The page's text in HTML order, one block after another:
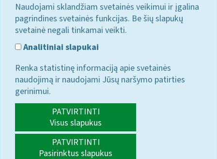
Naudojami sklandžiam svetainės veikimui ir įgalina
pagrindines svetainės funkcijas. Be šių slapukų
svetainė negali tinkamai veikti.
Analitiniai slapukai
Renka statistinę informaciją apie svetainės
naudojimą ir naudojami Jūsų naršymo patirties
gerinimui.
PATVIRTINTI
Visus slapukus
PATVIRTINTI
Pasirinktus slapukus